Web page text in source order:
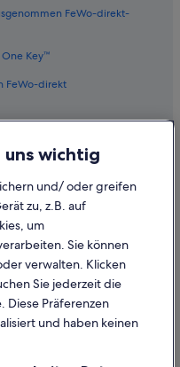
FeWo-direkt-
Key™
FeWo-direkt
uns wichtig
und/ oder greifen
zu, z.B. auf
um
Sie können
verwalten. Klicken
Sie jederzeit die
Diese Präferenzen
und haben keinen